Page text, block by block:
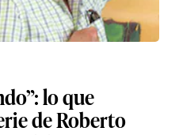
lo que
de Roberto